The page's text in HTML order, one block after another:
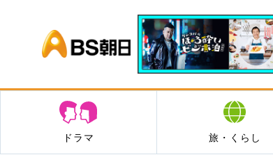
BS朝日
ドラマ 旅・くらし